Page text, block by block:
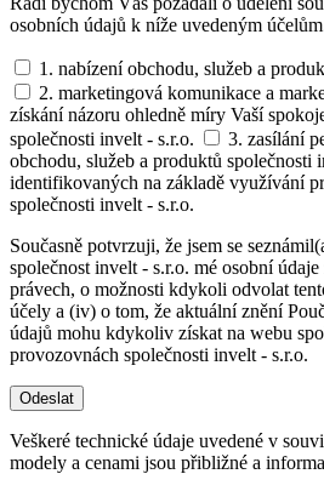
osobních údajů k níže uvedeným
1. nabízení obchodu, služeb a
2. marketingová komunikace a
získání názoru ohledně míry Vaší
společnosti invelt - s.r.o.
3. zasílání
obchodu, služeb a produktů společnosti
identifikovaných na základě využívání
společnosti invelt - s.r.o.
Současně potvrzuji, že jsem se
společnost invelt - s.r.o. mé osobní
právech, o možnosti kdykoli odvolat
účely a (iv) o tom, že aktuální znění
údajů mohu kdykoliv získat na webu
provozovnách společnosti invelt - s.r.o.
Odeslat
Veškeré technické údaje uvedené v
modely a cenami jsou přibližné a